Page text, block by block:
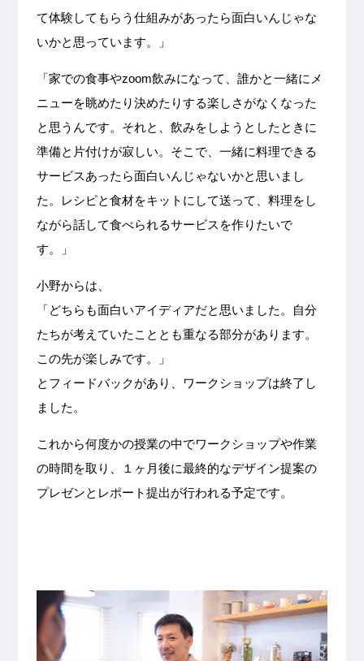
て体験してもらう仕組みがあったら面白いんじゃな
いかと思っています。」
「家での食事やzoom飲みになって、誰かと一緒にメ
ニューを眺めたり決めたりする楽しさがなくなった
と思うんです。それと、飲みをしようとしたときに
準備と片付けが寂しい。そこで、一緒に料理できる
サービスあったら面白いんじゃないかと思いまし
た。レシピと食材をキットにして送って、料理をし
ながら話して食べられるサービスを作りたいで
す。」
小野からは、
「どちらも面白いアイディアだと思いました。自分
たちが考えていたこととも重なる部分があります。
この先が楽しみです。」
とフィードバックがあり、ワークショップは終了し
ました。
これから何度かの授業の中でワークショップや作業
の時間を取り、１ヶ月後に最終的なデザイン提案の
プレゼンとレポート提出が行われる予定です。